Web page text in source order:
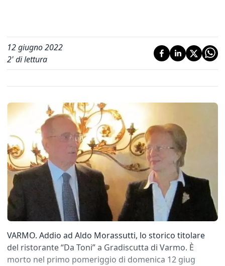
12 giugno 2022
2' di lettura
VARMO. Addio ad Aldo Morassutti, lo storico titolare
del ristorante “Da Toni” a Gradiscutta di Varmo. È
morto nel primo pomeriggio di domenica 12 giug